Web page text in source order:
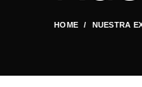
HOME NUESTRA